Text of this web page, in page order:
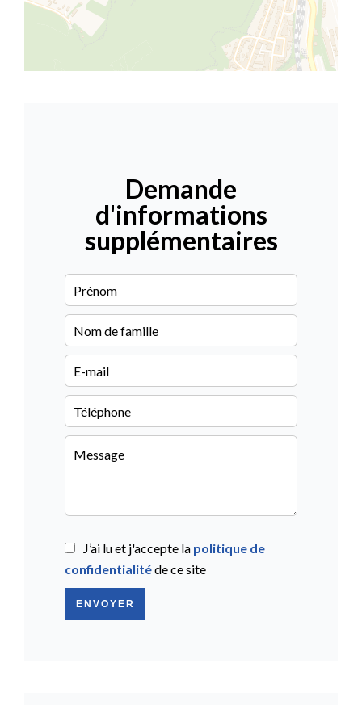
Demande
d'informations
supplémentaires
J’ai lu et j'accepte la politique de
confidentialitéde ce site
ENVOYER